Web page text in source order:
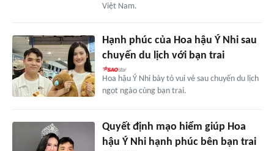
Việt Nam.
Hạnh phúc của Hoa hậu Ý Nhi sau
chuyến du lịch với bạn trai
Hoa hậu Ý Nhi bày tỏ vui vẻ sau chuyến du lịch
ngọt ngào cùng bạn trai.
Quyết định mạo hiểm giúp Hoa
hậu Ý Nhi hạnh phúc bên bạn trai